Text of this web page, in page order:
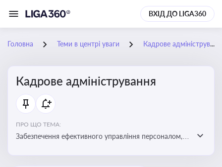
ВХІД ДО LIGA360
Головна Теми в центрі уваги Кадрове адміністрування
Кадрове адміністрування
ПРО ЩО ТЕМА:
Забезпечення ефективного управління персоналом,